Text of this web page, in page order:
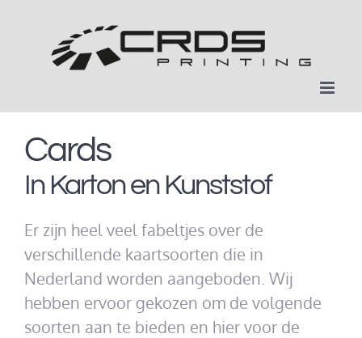
Cards
In Karton en Kunststof
Er zijn heel veel fabeltjes over de
verschillende kaartsoorten die in
Nederland worden aangeboden. Wij
hebben ervoor gekozen om de volgende
soorten aan te bieden en hier voor de